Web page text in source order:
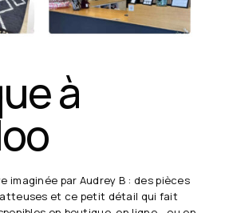
à
imaginée par Audrey B : des pièces
et ce petit détail qui fait